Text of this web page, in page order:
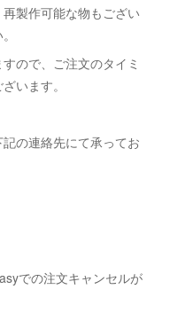
製作可能な物もござい
ので、ご注文のタイミ
います。
の連絡先にて承ってお
での注文キャンセルが